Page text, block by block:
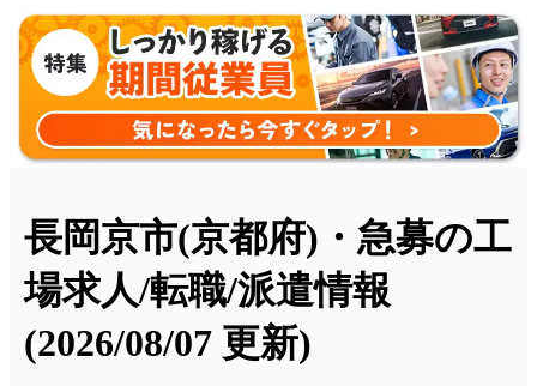
長岡京市(京都府)・急募の工
場求人/転職/派遣情報
(2026/08/07 更新)